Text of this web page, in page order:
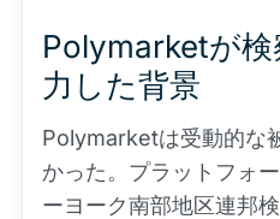
Polymarketが
力した背景
Polymarketは受動的な
かった。プラットフォ
ーヨーク南部地区連邦